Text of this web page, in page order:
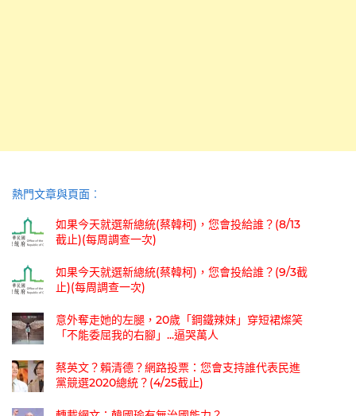
熱門文章與頁面︰
如果今天就選新總統(蔡韓柯)，您會投給誰？(8/13
截止)(每周調查一次)
如果今天就選新總統(蔡韓柯)，您會投給誰？(9/3截
止)(每周調查一次)
意外奪走她的左腿，20歲「鋼鐵辣妹」穿短裙燦笑
「不能委屈我的右腳」...逼哭萬人
蔡英文？賴清德？網路投票：您會支持誰代表民進
黨競選2020總統？(4/25截止)